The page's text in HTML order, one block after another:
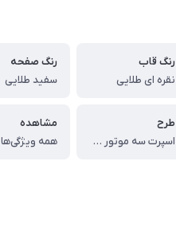
رنگ قاب
نقره ای طلایی
رنگ صفحه
سفید طلایی
طرح
اسپرت سه موتور فعال
مشاهده
همه ویژگی‌ها